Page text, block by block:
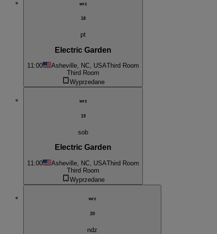
wrz
18
pt
Electric Garden
11:00 Asheville, NC, USAThird Room
Third Room
Wyprzedane
wrz
19
sob
Electric Garden
11:00 Asheville, NC, USAThird Room
Third Room
Wyprzedane
wrz
20
ndz